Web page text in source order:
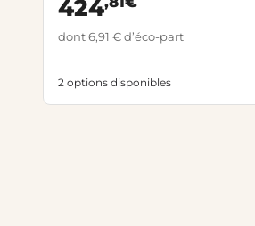
424
dont 6,91 € d’éco-part
2 options disponibles